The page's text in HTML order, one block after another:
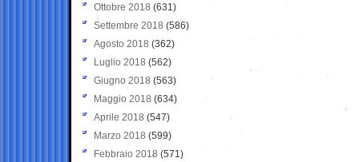
Ottobre 2018 (631)
Settembre 2018 (586)
Agosto 2018 (362)
Luglio 2018 (562)
Giugno 2018 (563)
Maggio 2018 (634)
Aprile 2018 (547)
Marzo 2018 (599)
Febbraio 2018 (571)